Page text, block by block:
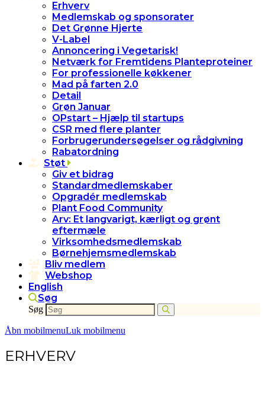
Erhverv
Medlemskab og sponsorater
Det Grønne Hjerte
V-Label
Annoncering i Vegetarisk!
Netværk for Fremtidens Planteproteiner
For professionelle køkkener
Mad på farten 2.0
Detail
Grøn Januar
OPstart – Hjælp til startups
CSR med flere planter
Forbrugerundersøgelser og rådgivning
Rabatordning
Støt
Giv et bidrag
Standardmedlemskaber
Opgradér medlemskab
Plant Food Community
Arv: Et langvarigt, kærligt og grønt
eftermæle
Virksomhedsmedlemskab
Børnehjemsmedlemskab
Bliv medlem
Webshop
English
Søg
Søg
Åbn mobilmenuLuk mobilmenu
ERHVERV